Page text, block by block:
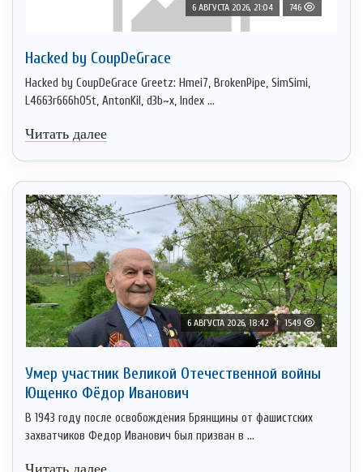
6 АВГУСТА 2026, 21:04 746
Hacked by CoupDeGrace
Hacked by CoupDeGrace Greetz: Hmei7, BrokenPipe, SimSimi,
L4663r666h05t, AntonKil, d3b~x, Index ...
Читать далее
6 АВГУСТА 2026, 18:42 1549
Умер участник Великой Отечественной войны
Ющенко Фёдор Иванович
В 1943 году после освобождения Брянщины от фашистских
захватчиков Федор Иванович был призван в ...
Читать далее